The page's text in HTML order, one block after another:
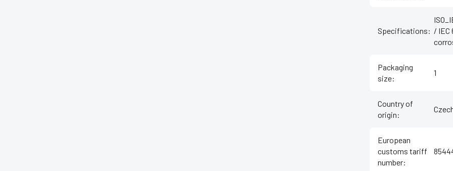
Specifications: / IEC
Packaging
size:
1
Country of
origin:
European
customs tariff
number: